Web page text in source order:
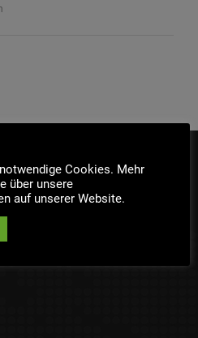
Cookies. Mehr
über unsere
auf unserer Website.